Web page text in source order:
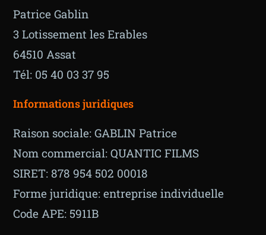
Patrice Gablin
3 Lotissement les Erables
64510 Assat
Tél: 05 40 03 37 95
Informations juridiques
Raison sociale: GABLIN Patrice
Nom commercial: QUANTIC FILMS
SIRET: 878 954 502 00018
Forme juridique: entreprise individuelle
Code APE: 5911B